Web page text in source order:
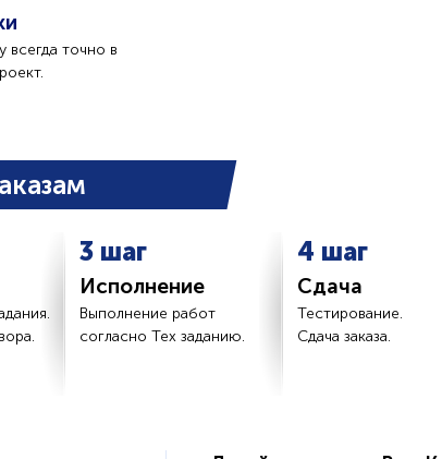
точно в
3 шаг
Исполнение
Выполнение работ
согласно Тех заданию.
4 шаг
Сдача
Тестирование.
Сдача заказа.